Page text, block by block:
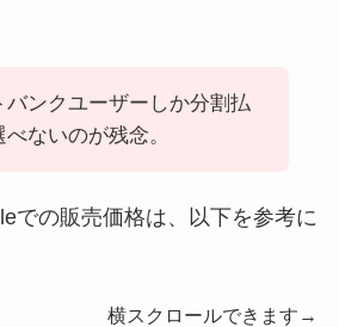
バンクユーザーしか分割払
べないのが残念。
での販売価格は、以下を参考に
横スクロールできます→